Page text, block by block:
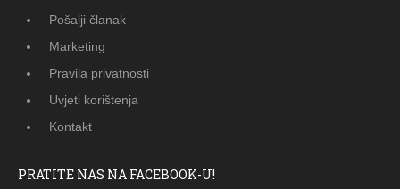
Pošalji članak
Marketing
Pravila privatnosti
Uvjeti korištenja
Kontakt
PRATITE NAS NA FACEBOOK-U!